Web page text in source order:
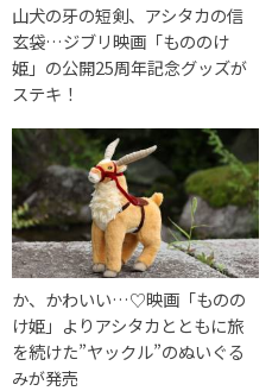
山犬の牙の短剣、アシタカの信
玄袋…ジブリ映画「もののけ
姫」の公開25周年記念グッズが
ステキ！
か、かわいい…♡映画「ものの
け姫」よりアシタカとともに旅
を続けた”ヤックル”のぬいぐる
みが発売